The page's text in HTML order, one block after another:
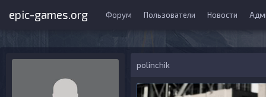
epic-games.org Форум Пользователи Новости
polinchik